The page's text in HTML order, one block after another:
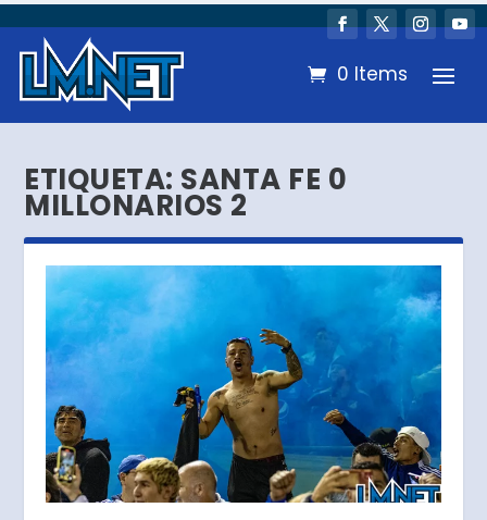
0 Items
ETIQUETA: SANTA FE 0
MILLONARIOS 2